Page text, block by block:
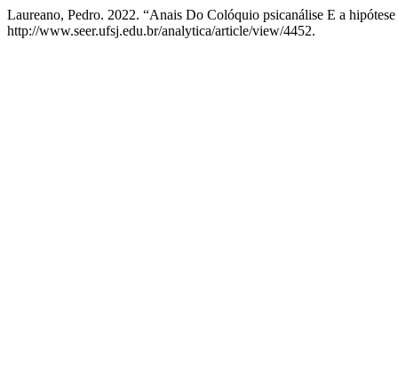
Laureano, Pedro. 2022. “Anais Do Colóquio psicanálise E a
http://www.seer.ufsj.edu.br/analytica/article/view/4452.